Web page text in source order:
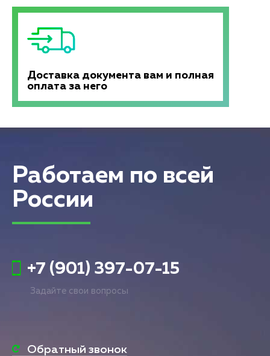
Доставка документа вам и полная
оплата за него
Работаем по всей
России
+7 (901) 397-07-15
Задайте свои вопросы
Обратный звонок